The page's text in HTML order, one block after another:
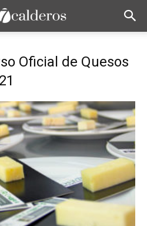
Oficial de Quesos